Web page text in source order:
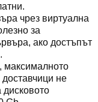
чрез виртуална
за
ако достъпът
максималното
доставчици не